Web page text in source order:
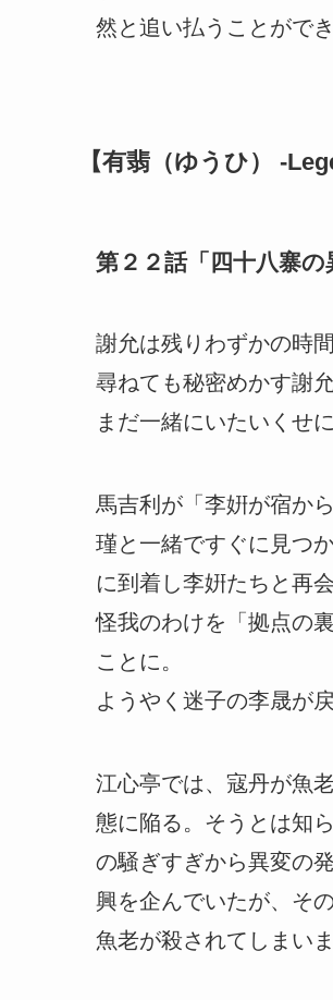
然と追い払うことがで
【有翡（ゆうひ） -
第２２話「四十八寨の
謝允は残りわずかの時
尋ねても秘密めかす謝
まだ一緒にいたいくせ
馬吉利が「李姸が宿か
瑾と一緒ですぐに見つ
に到着し李姸たちと再
怪我のわけを「拠点の
ことに。
ようやく迷子の李晟が
江心亭では、寇丹が魚
態に陥る。そうとは知
の騒ぎすぎから異変の
興を企んでいたが、そ
魚老が殺されてしまい